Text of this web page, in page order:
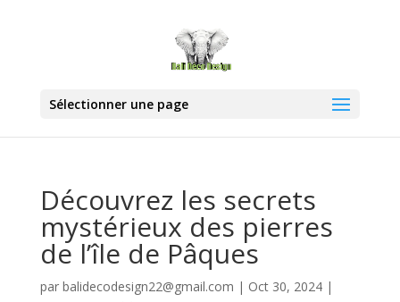
Sélectionner une page
Découvrez les secrets
mystérieux des pierres
de l’île de Pâques
par balidecodesign22@gmail.com | Oct 30, 2024|